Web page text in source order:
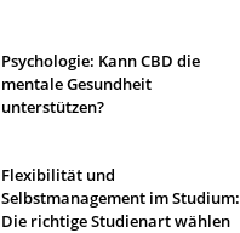
Psychologie: Kann CBD die
mentale Gesundheit
unterstützen?
Flexibilität und
Selbstmanagement im Studium:
Die richtige Studienart wählen